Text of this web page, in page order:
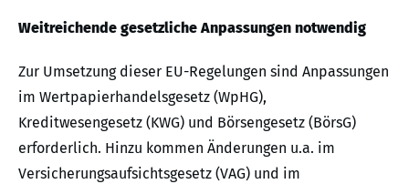
Weitreichende gesetzliche Anpassungen notwendig
Zur Umsetzung dieser EU-Regelungen sind Anpassungen
im Wertpapierhandelsgesetz (WpHG),
Kreditwesengesetz (KWG) und Börsengesetz (BörsG)
erforderlich. Hinzu kommen Änderungen u.a. im
Versicherungsaufsichtsgesetz (VAG) und im